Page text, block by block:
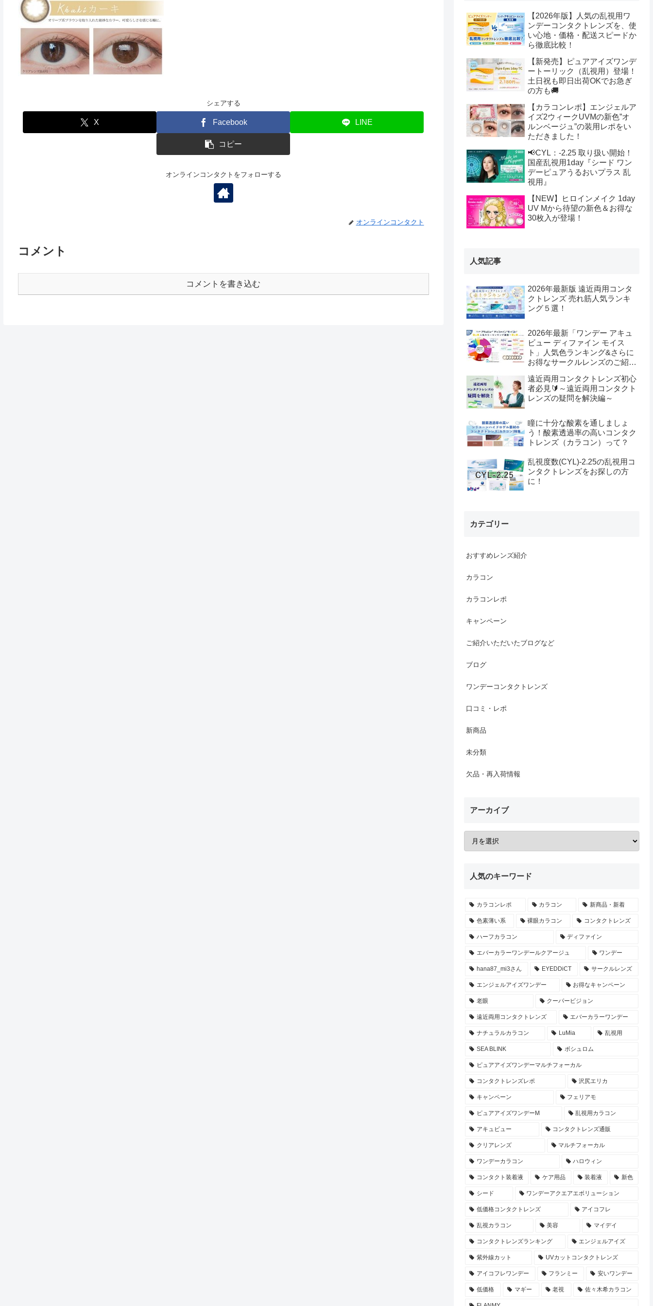
シェアする
X Facebook LINE
コピー
オンラインコンタクトをフォローする
オンラインコンタクト
コメント
コメントを書き込む
【2026年版】人気の乱視用ワ
ンデーコンタクトレンズを、使
い心地・価格・配送スピードか
ら徹底比較！
【新発売】ピュアアイズワンデ
ートーリック（乱視用）登場！
土日祝も即日出荷OKでお急ぎ
の方も🚚
【カラコンレポ】エンジェルア
イズ2ウィークUVMの新色”オ
ルンベージュ”の装用レポをい
ただきました！
📢CYL：-2.25 取り扱い開始！
国産乱視用1day『シード ワン
デーピュアうるおいプラス 乱
視用』
【NEW】ヒロインメイク 1day
UV Mから待望の新色＆お得な
30枚入が登場！
人気記事
2026年最新版 遠近両用コンタ
クトレンズ 売れ筋人気ランキ
ング５選！
2026年最新「ワンデー アキュ
ビュー ディファイン モイス
ト」人気色ランキング&さらに
お得なサークルレンズのご紹
遠近両用コンタクトレンズ初心
者必見🔰～遠近両用コンタクト
レンズの疑問を解決編～
瞳に十分な酸素を通しましょ
う！酸素透過率の高いコンタク
トレンズ（カラコン）って？
乱視度数(CYL)-2.25の乱視用コ
ンタクトレンズをお探しの方
に！
カテゴリー
おすすめレンズ紹介
カラコン
カラコンレポ
キャンペーン
ご紹介いただいたブログなど
ブログ
ワンデーコンタクトレンズ
口コミ・レポ
新商品
未分類
欠品・再入荷情報
アーカイブ
人気のキーワード
カラコンレポ カラコン 新商品・新着
色素薄い系 裸眼カラコン コンタクトレンズ
ハーフカラコン ディファイン
エバーカラーワンデールクアージュ ワンデー
hana87_mi3さん EYEDDiCT サークルレンズ
エンジェルアイズワンデー お得なキャンペーン
老眼 クーパービジョン
遠近両用コンタクトレンズ エバーカラーワンデー
ナチュラルカラコン LuMia 乱視用
SEA BLINK ボシュロム
ピュアアイズワンデーマルチフォーカル
コンタクトレンズレポ 沢尻エリカ
キャンペーン フェリアモ
ピュアアイズワンデーM 乱視用カラコン
アキュビュー コンタクトレンズ通販
クリアレンズ マルチフォーカル
ワンデーカラコン ハロウィン
コンタクト装着液 ケア用品 装着液 新色
シード ワンデーアクエアエボリューション
低価格コンタクトレンズ アイコフレ
乱視カラコン 美容 マイデイ
コンタクトレンズランキング エンジェルアイズ
紫外線カット UVカットコンタクトレンズ
アイコフレワンデー フランミー 安いワンデー
低価格 マギー 老視 佐々木希カラコン